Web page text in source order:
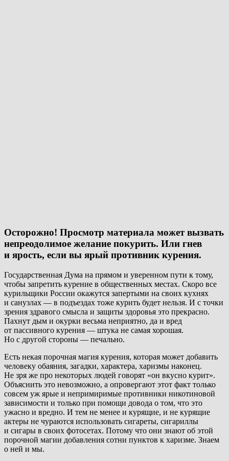
Осторожно! Просмотр материала может вызвать
непреодолимое желание покурить. Или гнев
и ярость, если вы ярый противник курения.
Государственная Дума на прямом и уверенном пути к тому,
чтобы запретить курение в общественных местах. Скоро все
курильщики России окажутся запертыми на своих кухнях
и санузлах — в подъездах тоже курить будет нельзя. И с точки
зрения здравого смысла и защиты здоровья это прекрасно.
Пахнут дым и окурки весьма неприятно, да и вред
от пассивного курения — штука не самая хорошая.
Но с другой стороны — печально.
Есть некая порочная магия курения, которая может добавить
человеку обаяния, загадки, характера, харизмы наконец.
Не зря же про некоторых людей говорят «он вкусно курит».
Объяснить это невозможно, а опровергают этот факт только
совсем уж ярые и непримиримые противники никотиновой
зависимости и только при помощи довода о том, что это
ужасно и вредно. И тем не менее и курящие, и не курящие
актеры не чураются использовать сигареты, сигариллы
и сигары в своих фотосетах. Потому что они знают об этой
порочной магии добавления сотни пунктов к харизме. Знаем
о ней и мы.